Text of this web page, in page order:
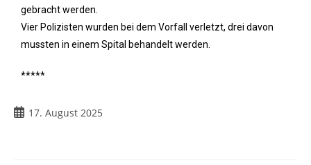
gebracht werden.
Vier Polizisten wurden bei dem Vorfall verletzt, drei davon
mussten in einem Spital behandelt werden.
*****
17. August 2025